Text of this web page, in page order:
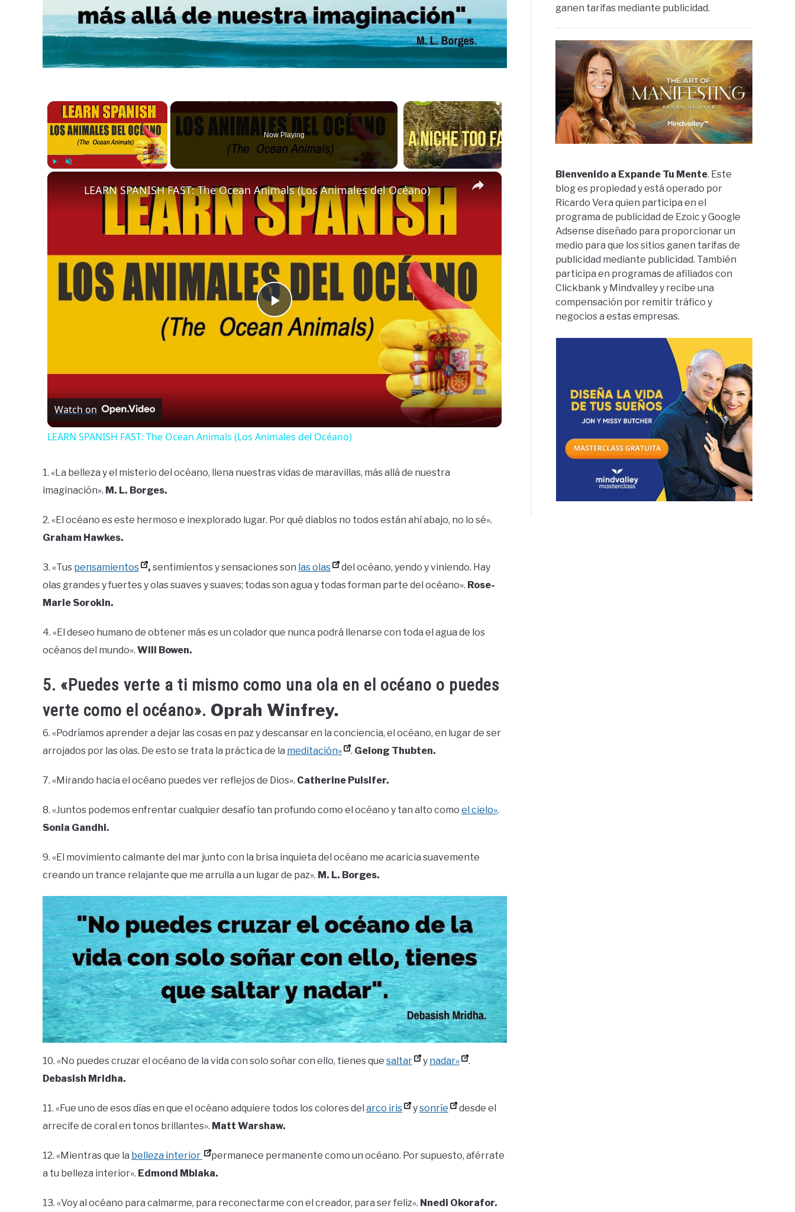
×
Now Playing
×
Play
LEARN SPANISH FAST: The Ocean Animals (Los Animales del Océano)
Watch on
LEARN SPANISH FAST: The Ocean Animals (Los Animales del Océano)
1. «La belleza y el misterio del océano, llena nuestras vidas de maravillas, más allá de nuestra
imaginación». M. L. Borges.
2. «El océano es este hermoso e inexplorado lugar. Por qué diablos no todos están ahí abajo, no lo sé».
Graham Hawkes.
3. «Tus pensamientos , sentimientos y sensaciones son las olas
del océano, yendo y viniendo. Hay
olas grandes y fuertes y olas suaves y suaves; todas son agua y todas forman parte del océano». Rose-
Marie Sorokin.
4. «El deseo humano de obtener más es un colador que nunca podrá llenarse con toda el agua de los
océanos del mundo». Will Bowen.
5. «Puedes verte a ti mismo como una ola en el océano o puedes
verte como el océano». Oprah Winfrey.
6. «Podríamos aprender a dejar las cosas en paz y descansar en la conciencia, el océano, en lugar de ser
arrojados por las olas. De esto se trata la práctica de la meditación» . Gelong Thubten.
7. «Mirando hacia el océano puedes ver reflejos de Dios». Catherine Pulsifer.
8. «Juntos podemos enfrentar cualquier desafío tan profundo como el océano y tan alto como el cielo».
Sonia Gandhi.
9. «El movimiento calmante del mar junto con la brisa inquieta del océano me acaricia suavemente
creando un trance relajante que me arrulla a un lugar de paz». M. L. Borges.
10. «No puedes cruzar el océano de la vida con solo soñar con ello, tienes que saltar y nadar»
.
Debasish Mridha.
11. «Fue uno de esos días en que el océano adquiere todos los colores del arco iris ysonríe
desde el
arrecife de coral en tonos brillantes». Matt Warshaw.
12. «Mientras que la belleza interior
permanece permanente como un océano. Por supuesto, aférrate
a tu belleza interior». Edmond Mbiaka.
13. «Voy al océano para calmarme, para reconectarme con el creador, para ser feliz». Nnedi Okorafor.
ganen tarifas mediante publicidad.
Bienvenido a Expande Tu Mente. Este
blog es propiedad y está operado por
Ricardo Vera quien participa en el
programa de publicidad de Ezoic y Google
Adsense diseñado para proporcionar un
medio para que los sitios ganen tarifas de
publicidad mediante publicidad. También
participa en programas de afiliados con
Clickbank y Mindvalley y recibe una
compensación por remitir tráfico y
negocios a estas empresas.